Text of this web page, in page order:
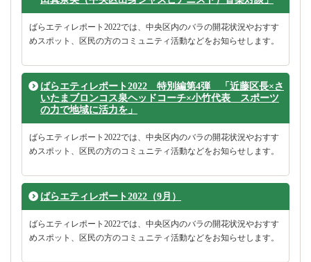
ばらエティレポート2022では、中央区内のバラの開花状況やおすす
めスポット、区民の方のコミュニティ活動などをお知らせします。
ばらエティレポート2022 特別編第4弾 「近藤区長×さ
いたまブロンコス泉ヘッドコーチ×小竹代表 スポーツ
の力で地域に活力を」
ばらエティレポート2022では、中央区内のバラの開花状況やおすす
めスポット、区民の方のコミュニティ活動などをお知らせします。
ばらエティレポート2022（9月）
ばらエティレポート2022では、中央区内のバラの開花状況やおすす
めスポット、区民の方のコミュニティ活動などをお知らせします。